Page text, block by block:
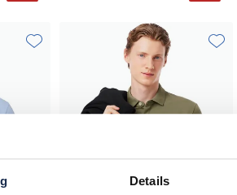
Details
Toevoegen aan favorieten